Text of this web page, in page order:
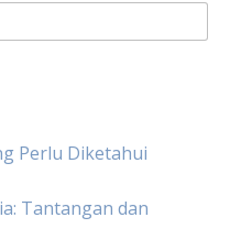
Perlu Diketahui
Tantangan dan